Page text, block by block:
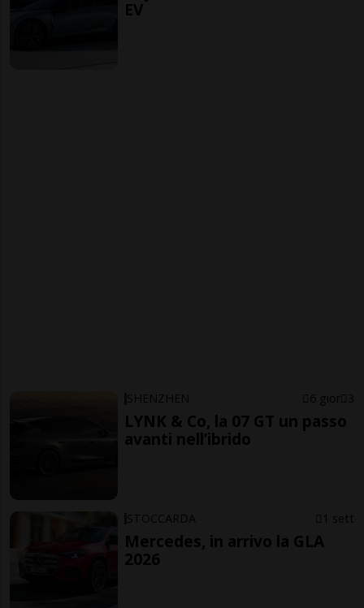
EV
SHENZHEN 6 gior 3
LYNK & Co, la 07 GT un passo
avanti nell’ibrido
STOCCARDA 1 sett
Mercedes, in arrivo la GLA
2026